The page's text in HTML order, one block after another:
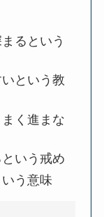
るという
という教
く進まな
いう戒め
う意味